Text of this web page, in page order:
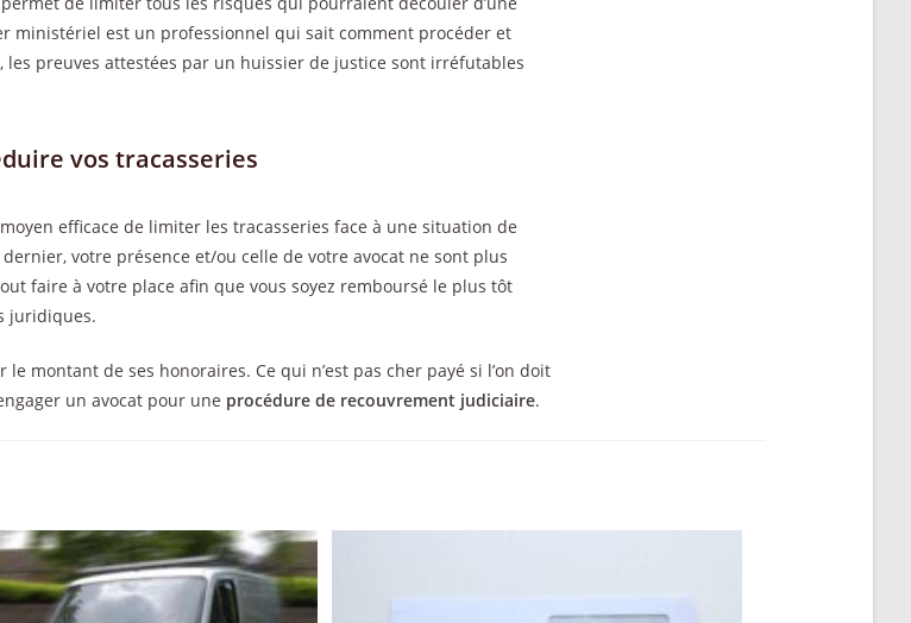
ministériel est un professionnel qui sait comment procéder et
preuves attestées par un huissier de justice sont irréfutables
vos tracasseries
efficace de limiter les tracasseries face à une situation de
votre présence et/ou celle de votre avocat ne sont plus
faire à votre place afin que vous soyez remboursé le plus tôt
juridiques.
montant de ses honoraires. Ce qui n’est pas cher payé si l’on doit
un avocat pour une procédure de recouvrement judiciaire.